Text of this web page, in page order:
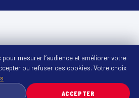
mesurer l’audience et améliorer votre
ou refuser ces cookies. Votre choix
ACCEPTER